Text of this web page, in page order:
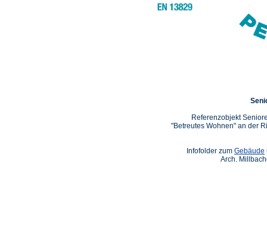
Referenzobjekt
"Betreutes Wohnen" an der
Infofolder zum Gebäude
Arch.